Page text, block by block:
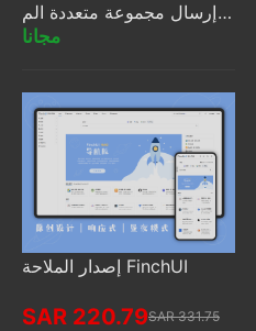
ع إرسال مجموعة متعددة الم
واقع (Z-Blog plug-in)مجانا
إصدار الملاحة FinchUI
SAR 220.79SAR 331.75